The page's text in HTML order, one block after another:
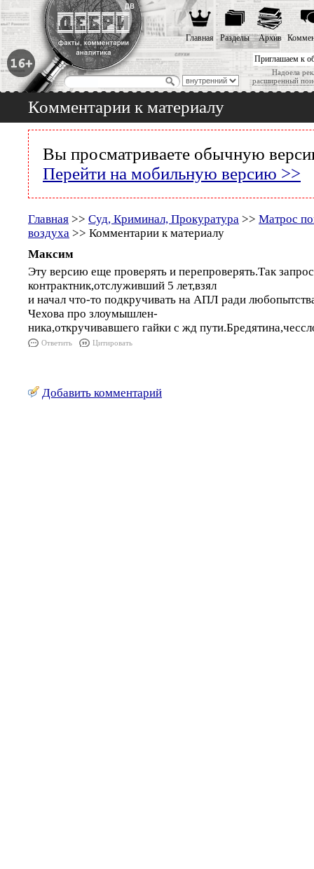
Приглашаем к
Надоела
расширенный
Главная Разделы Архив
Комментарии к материалу
Вы просматриваете обычную
Перейти на мобильную версию >>
Главная >> Суд, Криминал, Прокуратура >> Матрос
воздуха >> Комментарии к материалу
Максим
Эту версию еще проверять и перепроверять.Так
контрактник,отслуживший 5 лет,взял
и начал что-то подкручивать на АПЛ ради
Чехова про злоумышлен-
ника,откручивавшего гайки с жд
Ответить Цитировать
Добавить комментарий